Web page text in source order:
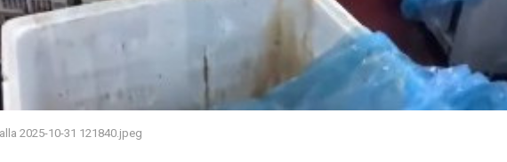
2025-10-31 121840.jpeg